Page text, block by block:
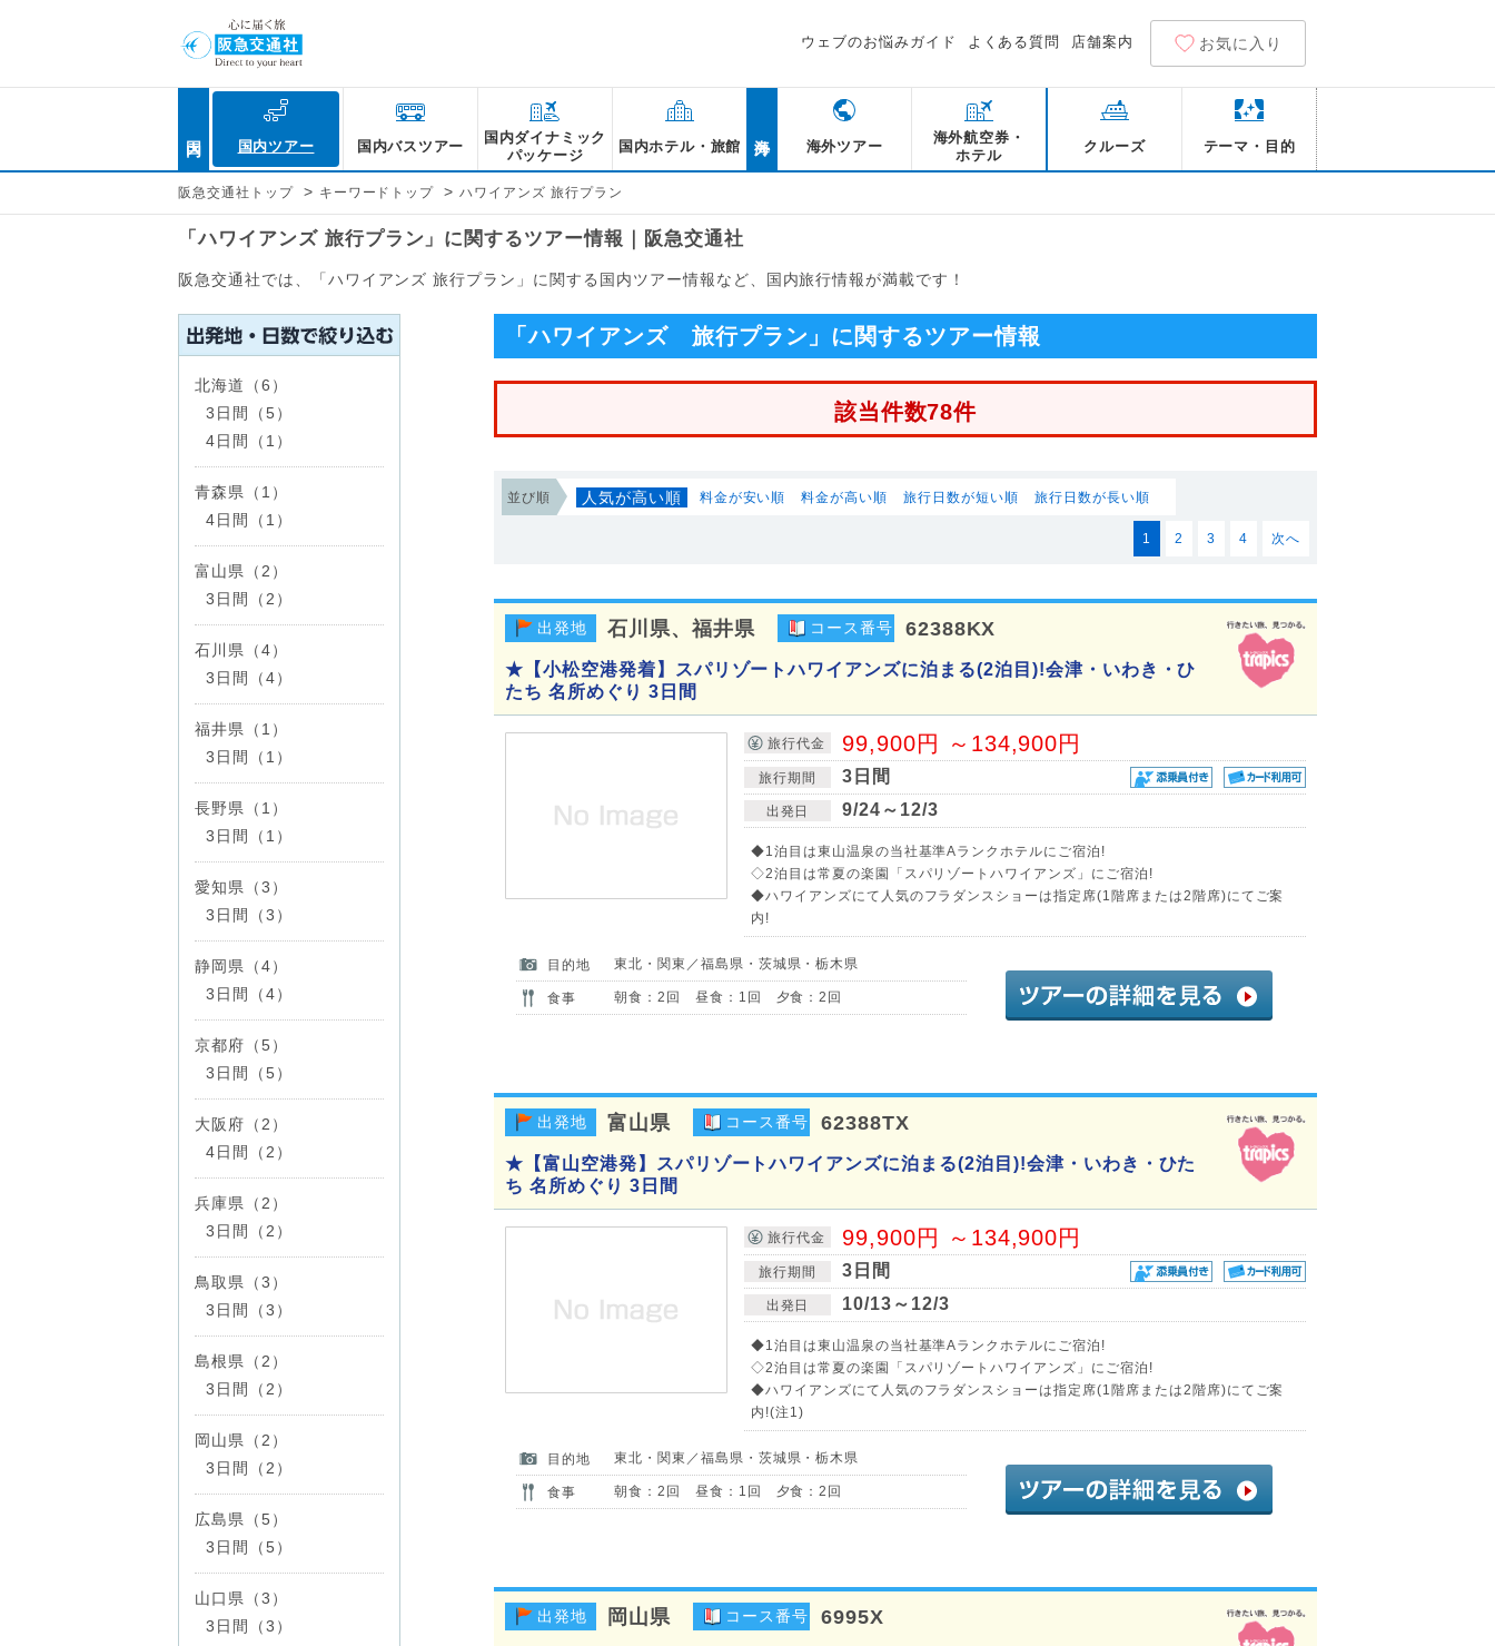
ウェブのお悩みガイド よくある質問 店舗案内 お気に入り
国内ツアー 国内バスツアー
国内ダイナミック
パッケージ
国内ホテル・旅館 海外ツアー
海外航空券・
ホテル
クルーズ テーマ・目的
阪急交通社トップ > キーワードトップ > ハワイアンズ 旅行プラン
「ハワイアンズ 旅行プラン」に関するツアー情報｜阪急交通社
阪急交通社では、「ハワイアンズ 旅行プラン」に関する国内ツアー情報など、国内旅行情報が満載です！
「ハワイアンズ 旅行プラン」に関するツアー情報
該当件数78件
並び順 人気が高い順 料金が安い順 料金が高い順 旅行日数が短い順 旅行日数が長い順
1 2 3 4 次へ
出発地 石川県、福井県 コース番号 62388KX
★【小松空港発着】スパリゾートハワイアンズに泊まる(2泊目)!会津・いわき・ひ
たち 名所めぐり 3日間
旅行代金 99,900円 ～134,900円
旅行期間 3日間
出発日 9/24～12/3
◆1泊目は東山温泉の当社基準Aランクホテルにご宿泊!
◇2泊目は常夏の楽園「スパリゾートハワイアンズ」にご宿泊!
◆ハワイアンズにて人気のフラダンスショーは指定席(1階席または2階席)にてご案
内!
目的地 東北・関東／福島県・茨城県・栃木県
食事 朝食：2回 昼食：1回 夕食：2回
出発地 富山県 コース番号 62388TX
★【富山空港発】スパリゾートハワイアンズに泊まる(2泊目)!会津・いわき・ひた
ち 名所めぐり 3日間
旅行代金 99,900円 ～134,900円
旅行期間 3日間
出発日 10/13～12/3
◆1泊目は東山温泉の当社基準Aランクホテルにご宿泊!
◇2泊目は常夏の楽園「スパリゾートハワイアンズ」にご宿泊!
◆ハワイアンズにて人気のフラダンスショーは指定席(1階席または2階席)にてご案
内!(注1)
目的地 東北・関東／福島県・茨城県・栃木県
食事 朝食：2回 昼食：1回 夕食：2回
出発地 岡山県 コース番号 6995X
北海道（6）
3日間（5）
4日間（1）
青森県（1）
4日間（1）
富山県（2）
3日間（2）
石川県（4）
3日間（4）
福井県（1）
3日間（1）
長野県（1）
3日間（1）
愛知県（3）
3日間（3）
静岡県（4）
3日間（4）
京都府（5）
3日間（5）
大阪府（2）
4日間（2）
兵庫県（2）
3日間（2）
鳥取県（3）
3日間（3）
島根県（2）
3日間（2）
岡山県（2）
3日間（2）
広島県（5）
3日間（5）
山口県（3）
3日間（3）